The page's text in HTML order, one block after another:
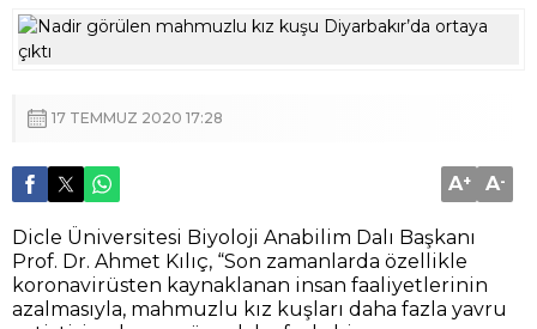
17 TEMMUZ 2020 17:28
A+ A-
Dicle Üniversitesi Biyoloji Anabilim Dalı Başkanı
Prof. Dr. Ahmet Kılıç, “Son zamanlarda özellikle
koronavirüsten kaynaklanan insan faaliyetlerinin
azalmasıyla, mahmuzlu kız kuşları daha fazla yavru